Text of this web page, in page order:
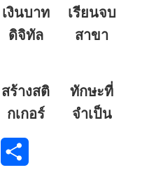
เงินบาท
ดิจิทัล
อย่างไร
ทำไม
ต้องมี?
เรียนจบ
สาขา
ทำงาน
อะไร
สร้างสติ
กเกอร์
ไลน์และ
โมเดล
ทักษะที่
จำเป็น
Line